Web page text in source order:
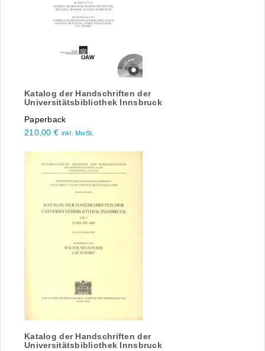
Katalog der Handschriften der
Universitätsbibliothek Innsbruck
Paperback
210,00 € inkl. MwSt.
Katalog der Handschriften der
Universitätsbibliothek Innsbruck